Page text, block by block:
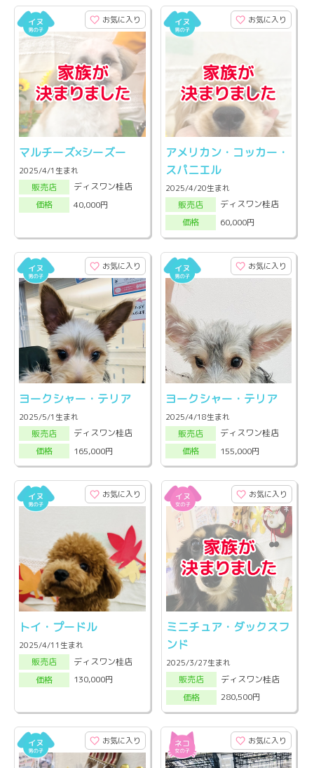
お気に入り
マルチーズ×シーズー
2025/4/1生まれ
販売店
ディスワン桂店
価格
40,000円
お気に入り
アメリカン・コッカー・
スパニエル
2025/4/20生まれ
販売店
ディスワン桂店
価格
60,000円
お気に入り
ヨークシャー・テリア
2025/5/1生まれ
販売店
ディスワン桂店
価格
165,000円
お気に入り
ヨークシャー・テリア
2025/4/18生まれ
販売店
ディスワン桂店
価格
155,000円
お気に入り
トイ・プードル
2025/4/11生まれ
販売店
ディスワン桂店
価格
130,000円
お気に入り
ミニチュア・ダックスフ
ンド
2025/3/27生まれ
販売店
ディスワン桂店
価格
280,500円
お気に入り お気に入り